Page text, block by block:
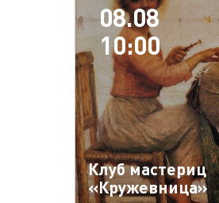
08.08
10:00
Клуб мастериц
«Кружевница»